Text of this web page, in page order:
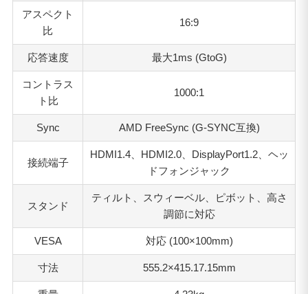
アスペクト
比
16:9
応答速度 最大1ms (GtoG)
コントラス
ト比
1000:1
Sync AMD FreeSync (G-SYNC互換)
接続端子
HDMI1.4、HDMI2.0、DisplayPort1.2、ヘッ
ドフォンジャック
スタンド
ティルト、スウィーベル、ピボット、高さ
調節に対応
VESA 対応 (100×100mm)
寸法 555.2×415.17.15mm